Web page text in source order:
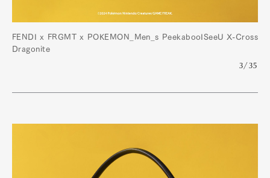
FENDI x FRGMT x POKÉMON_Men_s PeekabooISeeU X-Cross
Dragonite
3/35